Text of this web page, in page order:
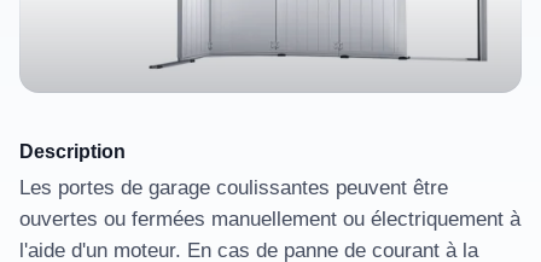
Description
Les portes de garage coulissantes peuvent être
ouvertes ou fermées manuellement ou électriquement à
l'aide d'un moteur. En cas de panne de courant à la